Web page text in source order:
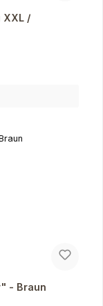
XXL /
- Braun